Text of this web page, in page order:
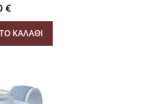
€
ΚΑΛΆΘΙ